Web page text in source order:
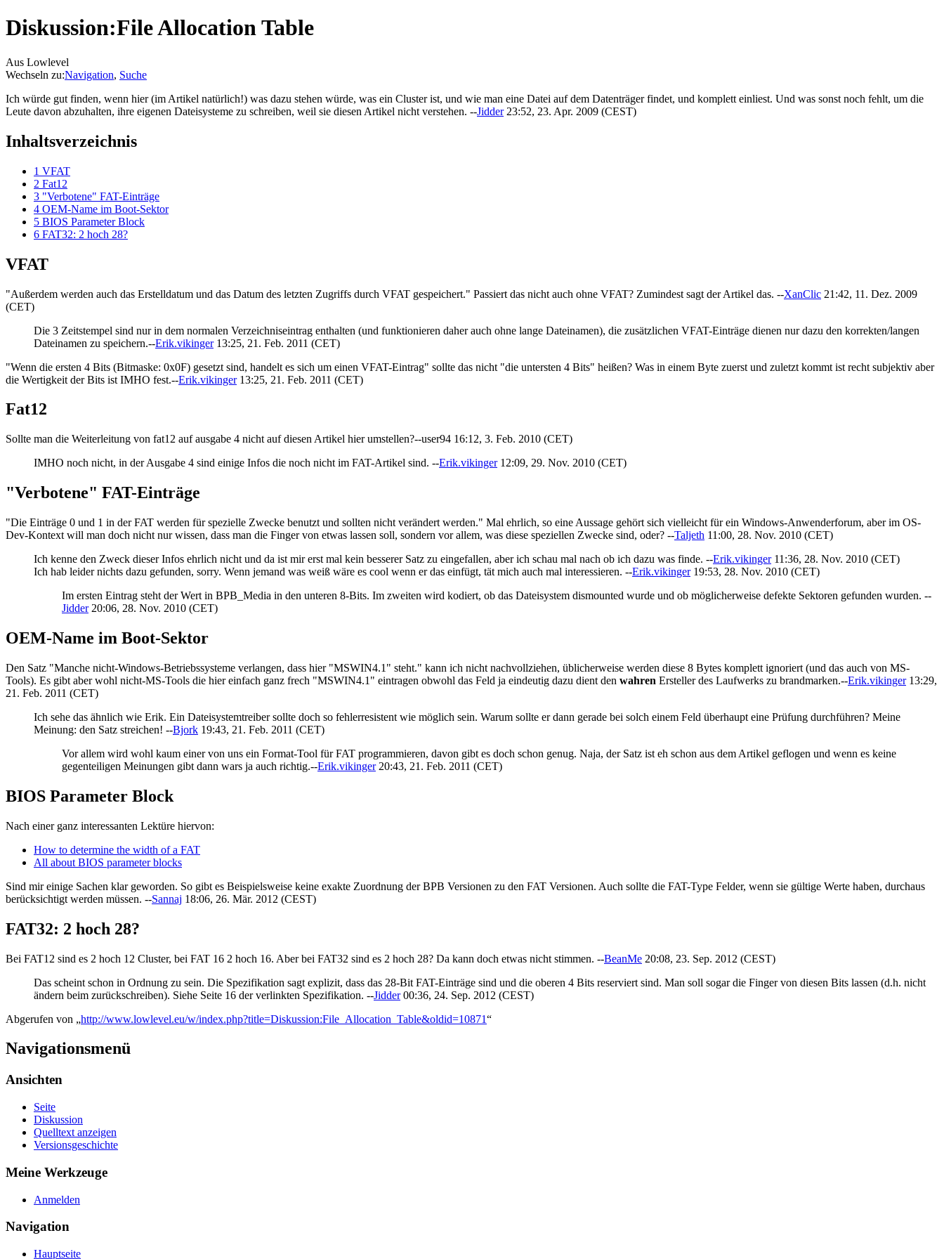
Diskussion:File Allocation Table
Aus Lowlevel
Wechseln zu:Navigation, Suche
Ich würde gut finden, wenn hier (im Artikel natürlich!) was dazu stehen würde, was ein Cluster ist, und wie man eine Datei auf dem Datenträger findet, und komplett einliest. Und was sonst noch fehlt, um die
Leute davon abzuhalten, ihre eigenen Dateisysteme zu schreiben, weil sie diesen Artikel nicht verstehen. --Jidder23:52, 23. Apr. 2009 (CEST)
Inhaltsverzeichnis
1 VFAT
2 Fat12
3 "Verbotene" FAT-Einträge
4 OEM-Name im Boot-Sektor
5 BIOS Parameter Block
6 FAT32: 2 hoch 28?
VFAT
"Außerdem werden auch das Erstelldatum und das Datum des letzten Zugriffs durch VFAT gespeichert." Passiert das nicht auch ohne VFAT? Zumindest sagt der Artikel das. --XanClic 21:42, 11. Dez. 2009
(CET)
Die 3 Zeitstempel sind nur in dem normalen Verzeichniseintrag enthalten (und funktionieren daher auch ohne lange Dateinamen), die zusätzlichen VFAT-Einträge dienen nur dazu den korrekten/langen
Dateinamen zu speichern.--Erik.vikinger13:25, 21. Feb. 2011 (CET)
"Wenn die ersten 4 Bits (Bitmaske: 0x0F) gesetzt sind, handelt es sich um einen VFAT-Eintrag" sollte das nicht "die untersten 4 Bits" heißen? Was in einem Byte zuerst und zuletzt kommt ist recht subjektiv aber
die Wertigkeit der Bits ist IMHO fest.--Erik.vikinger13:25, 21. Feb. 2011 (CET)
Fat12
Sollte man die Weiterleitung von fat12 auf ausgabe 4 nicht auf diesen Artikel hier umstellen?--user94 16:12, 3. Feb. 2010 (CET)
IMHO noch nicht, in der Ausgabe 4 sind einige Infos die noch nicht im FAT-Artikel sind. --Erik.vikinger12:09, 29. Nov. 2010 (CET)
"Verbotene" FAT-Einträge
"Die Einträge 0 und 1 in der FAT werden für spezielle Zwecke benutzt und sollten nicht verändert werden." Mal ehrlich, so eine Aussage gehört sich vielleicht für ein Windows-Anwenderforum, aber im OS-
Dev-Kontext will man doch nicht nur wissen, dass man die Finger von etwas lassen soll, sondern vor allem, was diese speziellen Zwecke sind, oder? --Taljeth 11:00, 28. Nov. 2010 (CET)
Ich kenne den Zweck dieser Infos ehrlich nicht und da ist mir erst mal kein besserer Satz zu eingefallen, aber ich schau mal nach ob ich dazu was finde. --Erik.vikinger11:36, 28. Nov. 2010 (CET)
Ich hab leider nichts dazu gefunden, sorry. Wenn jemand was weiß wäre es cool wenn er das einfügt, tät mich auch mal interessieren. --Erik.vikinger19:53, 28. Nov. 2010 (CET)
Im ersten Eintrag steht der Wert in BPB_Media in den unteren 8-Bits. Im zweiten wird kodiert, ob das Dateisystem dismounted wurde und ob möglicherweise defekte Sektoren gefunden wurden. --
Jidder20:06, 28. Nov. 2010 (CET)
OEM-Name im Boot-Sektor
Den Satz "Manche nicht-Windows-Betriebssysteme verlangen, dass hier "MSWIN4.1" steht." kann ich nicht nachvollziehen, üblicherweise werden diese 8 Bytes komplett ignoriert (und das auch von MS-
Tools). Es gibt aber wohl nicht-MS-Tools die hier einfach ganz frech "MSWIN4.1" eintragen obwohl das Feld ja eindeutig dazu dient den wahren Ersteller des Laufwerks zu brandmarken.--Erik.vikinger13:29,
21. Feb. 2011 (CET)
Ich sehe das ähnlich wie Erik. Ein Dateisystemtreiber sollte doch so fehlerresistent wie möglich sein. Warum sollte er dann gerade bei solch einem Feld überhaupt eine Prüfung durchführen? Meine
Meinung: den Satz streichen! --Bjork 19:43, 21. Feb. 2011 (CET)
Vor allem wird wohl kaum einer von uns ein Format-Tool für FAT programmieren, davon gibt es doch schon genug. Naja, der Satz ist eh schon aus dem Artikel geflogen und wenn es keine
gegenteiligen Meinungen gibt dann wars ja auch richtig.--Erik.vikinger20:43, 21. Feb. 2011 (CET)
BIOS Parameter Block
Nach einer ganz interessanten Lektüre hiervon:
How to determine the width of a FAT
All about BIOS parameter blocks
Sind mir einige Sachen klar geworden. So gibt es Beispielsweise keine exakte Zuordnung der BPB Versionen zu den FAT Versionen. Auch sollte die FAT-Type Felder, wenn sie gültige Werte haben, durchaus
berücksichtigt werden müssen. --Sannaj 18:06, 26. Mär. 2012 (CEST)
FAT32: 2 hoch 28?
Bei FAT12 sind es 2 hoch 12 Cluster, bei FAT 16 2 hoch 16. Aber bei FAT32 sind es 2 hoch 28? Da kann doch etwas nicht stimmen. --BeanMe 20:08, 23. Sep. 2012 (CEST)
Das scheint schon in Ordnung zu sein. Die Spezifikation sagt explizit, dass das 28-Bit FAT-Einträge sind und die oberen 4 Bits reserviert sind. Man soll sogar die Finger von diesen Bits lassen (d.h. nicht
ändern beim zurückschreiben). Siehe Seite 16 der verlinkten Spezifikation. --Jidder00:36, 24. Sep. 2012 (CEST)
Abgerufen von „http://www.lowlevel.eu/w/index.php?title=Diskussion:File_Allocation_Table&oldid=10871“
Navigationsmenü
Ansichten
Seite
Diskussion
Quelltext anzeigen
Versionsgeschichte
Meine Werkzeuge
Anmelden
Navigation
Hauptseite